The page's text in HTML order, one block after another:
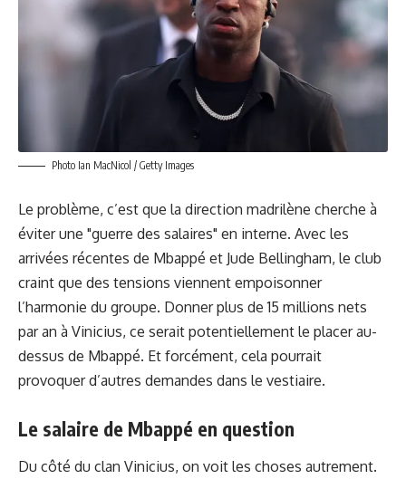
Photo Ian MacNicol / Getty Images
Le problème, c’est que la direction madrilène cherche à
éviterune "guerre des salaires" en interne. Avec les
arrivées récentes de Mbappé et Jude Bellingham, le club
craint que des tensions viennent empoisonner
l’harmonie du groupe. Donner plus de 15 millions nets
par an à Vinicius, ce serait potentiellement le placer au-
dessus de Mbappé. Et forcément, cela pourrait
provoquer d’autres demandes dans le vestiaire.
Le salaire de Mbappé en question
Du côté du clan Vinicius, on voit les choses autrement.